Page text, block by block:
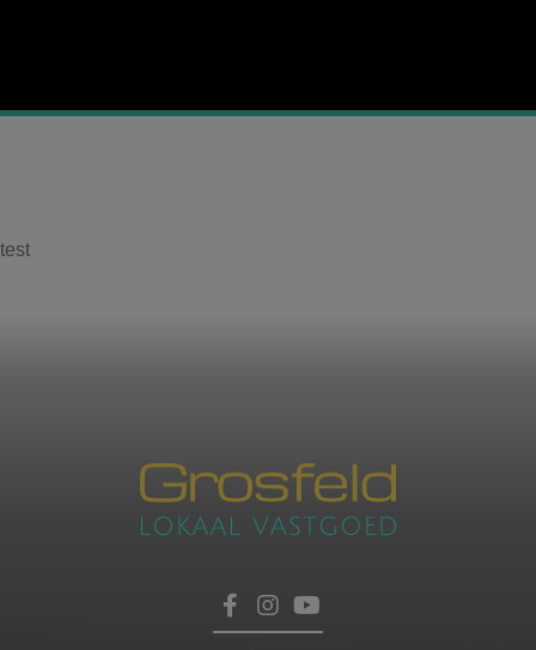
Contacteer ons
voor een afspraak
Laat hier uw gegevens achter, dan nemen wij zo
snel mogelijk contact met u op.
HOME
test